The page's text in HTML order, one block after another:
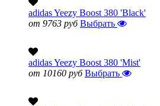
adidas Yeezy Boost 380 'Black'
от 9763 руб Выбрать
adidas Yeezy Boost 380 'Mist'
от 10160 руб Выбрать